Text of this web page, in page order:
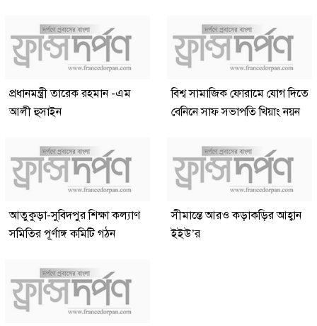
প্রধানমন্ত্রী তারেক রহমান -এম
আলী হুসাইন
বিশ্ব সামাজিক ফোরামে যোগ দিতে
বেনিনে সাফ সভাপতি খিয়াং নয়ন
আতুকুড়া-সুবিদপুর শিক্ষা কল্যাণ
সমিতির পূর্ণাঙ্গ কমিটি গঠন
সীমান্তে আরও কড়াকড়ির আহ্বান
ইইউ’র